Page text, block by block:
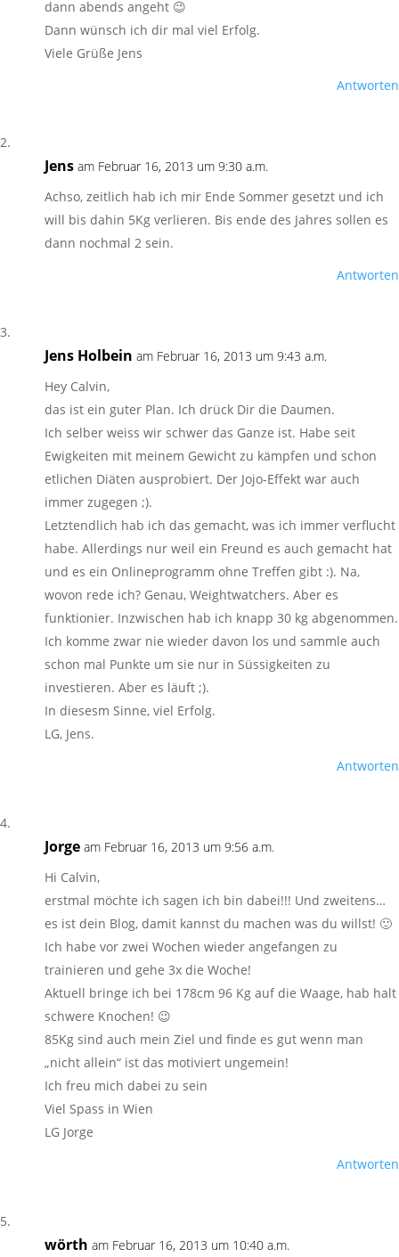
dann abends angeht 😉
Dann wünsch ich dir mal viel Erfolg.
Viele Grüße Jens
Antworten
Jens am Februar 16, 2013 um 9:30 a.m.
Achso, zeitlich hab ich mir Ende Sommer gesetzt und ich
will bis dahin 5Kg verlieren. Bis ende des Jahres sollen es
dann nochmal 2 sein.
Antworten
Jens Holbein am Februar 16, 2013 um 9:43 a.m.
Hey Calvin,
das ist ein guter Plan. Ich drück Dir die Daumen.
Ich selber weiss wir schwer das Ganze ist. Habe seit
Ewigkeiten mit meinem Gewicht zu kämpfen und schon
etlichen Diäten ausprobiert. Der Jojo-Effekt war auch
immer zugegen ;).
Letztendlich hab ich das gemacht, was ich immer verflucht
habe. Allerdings nur weil ein Freund es auch gemacht hat
und es ein Onlineprogramm ohne Treffen gibt :). Na,
wovon rede ich? Genau, Weightwatchers. Aber es
funktionier. Inzwischen hab ich knapp 30 kg abgenommen.
Ich komme zwar nie wieder davon los und sammle auch
schon mal Punkte um sie nur in Süssigkeiten zu
investieren. Aber es läuft ;).
In diesesm Sinne, viel Erfolg.
LG, Jens.
Antworten
Jorge am Februar 16, 2013 um 9:56 a.m.
Hi Calvin,
erstmal möchte ich sagen ich bin dabei!!! Und zweitens…
es ist dein Blog, damit kannst du machen was du willst! 🙂
Ich habe vor zwei Wochen wieder angefangen zu
trainieren und gehe 3x die Woche!
Aktuell bringe ich bei 178cm 96 Kg auf die Waage, hab halt
schwere Knochen! 😉
85Kg sind auch mein Ziel und finde es gut wenn man
„nicht allein“ ist das motiviert ungemein!
Ich freu mich dabei zu sein
Viel Spass in Wien
LG Jorge
Antworten
wörth am Februar 16, 2013 um 10:40 a.m.